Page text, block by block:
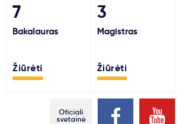
Paslaugos
Kodėl Kastu?
7
Bakalauras
Žiūrėti
3
Magistras
Žiūrėti
Oficiali
svetainė